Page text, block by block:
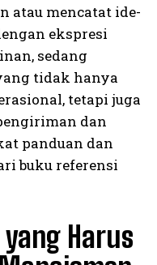
atau mencatat ide-
ekspresi
sedang
tidak hanya
tetapi juga
dan
panduan dan
buku referensi
Harus